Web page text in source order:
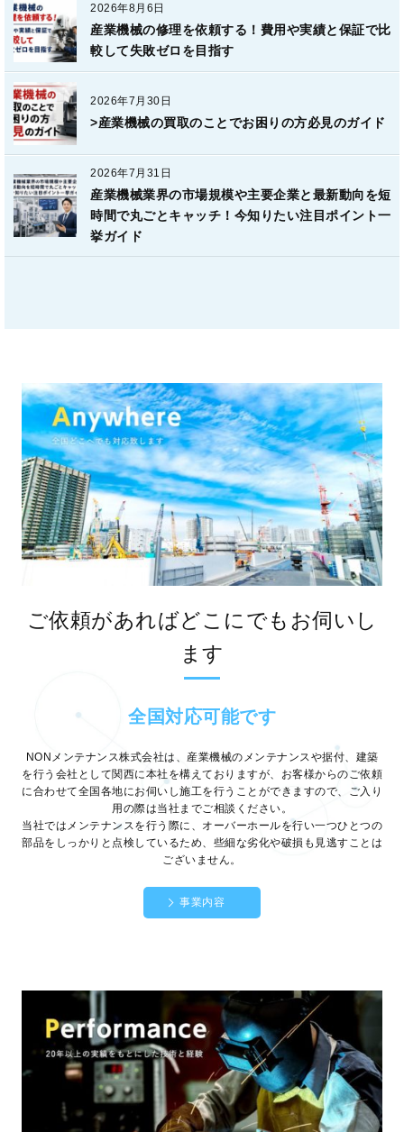
2026年8月6日
産業機械の修理を依頼する！費用や実績と保証で比
較して失敗ゼロを目指す
2026年7月30日
>産業機械の買取のことでお困りの方必見のガイド
2026年7月31日
産業機械業界の市場規模や主要企業と最新動向を短
時間で丸ごとキャッチ！今知りたい注目ポイント一
挙ガイド
ご依頼があればどこにでもお伺いし
ます
全国対応可能です
NONメンテナンス株式会社は、産業機械のメンテナンスや据付、建築
を行う会社として関西に本社を構えておりますが、お客様からのご依頼
に合わせて全国各地にお伺いし施工を行うことができますので、ご入り
用の際は当社までご相談ください。
当社ではメンテナンスを行う際に、オーバーホールを行い一つひとつの
部品をしっかりと点検しているため、些細な劣化や破損も見逃すことは
ございません。
事業内容